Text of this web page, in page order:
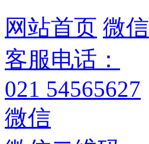
网站首页 微信
客服电话：
021 54565627
微信